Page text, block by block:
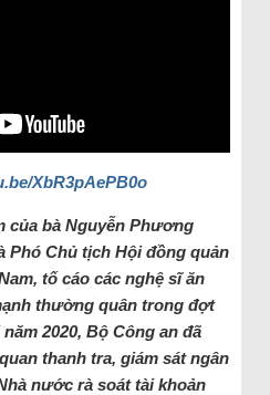
XbR3pAePB0o
của bà Nguyễn Phương
Phó Chủ tịch Hội đồng quản
tố cáo các nghệ sĩ ăn
thường quân trong đợt
2020, Bộ Công an đã
thanh tra, giám sát ngân
nước rà soát tài khoản